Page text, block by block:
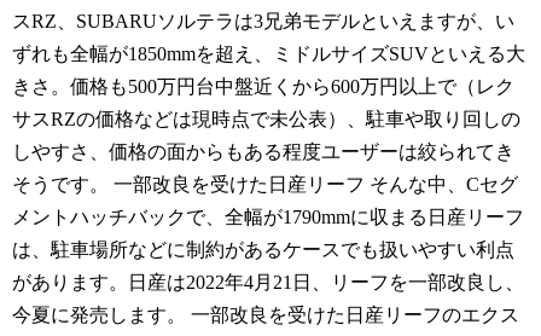
スRZ、SUBARUソルテラは3兄弟モデルといえますが、い
ずれも全幅が1850mmを超え、ミドルサイズSUVといえる大
きさ。価格も500万円台中盤近くから600万円以上で（レク
サスRZの価格などは現時点で未公表）、駐車や取り回しの
しやすさ、価格の面からもある程度ユーザーは絞られてき
そうです。 一部改良を受けた日産リーフ そんな中、Cセグ
メントハッチバックで、全幅が1790mmに収まる日産リーフ
は、駐車場所などに制約があるケースでも扱いやすい利点
があります。日産は2022年4月21日、リーフを一部改良し、
今夏に発売します。 一部改良を受けた日産リーフのエクス